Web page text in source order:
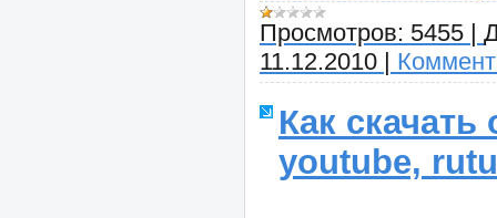
Просмотров: 5455
11.12.2010
Как
youtube,